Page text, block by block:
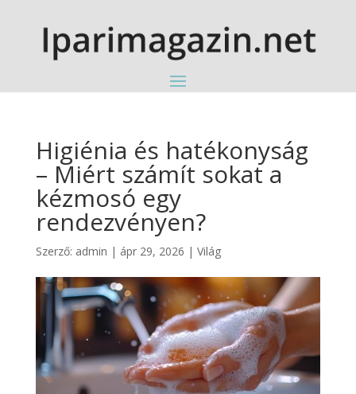
Higiénia és hatékonyság
– Miért számít sokat a
kézmosó egy
rendezvényen?
Szerző: admin | ápr 29, 2026 | Világ